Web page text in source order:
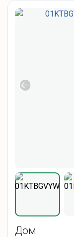
Дом